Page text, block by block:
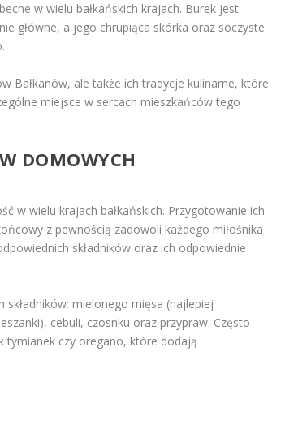
w wielu bałkańskich krajach. Burek jest
główne, a jego chrupiąca skórka oraz soczyste
Bałkanów, ale także ich tradycje kulinarne, które
miejsce w sercach mieszkańców tego
DOMOWYCH
w wielu krajach bałkańskich. Przygotowanie ich
z pewnością zadowoli każdego miłośnika
składników oraz ich odpowiednie
mielonego mięsa (najlepiej
cebuli, czosnku oraz przypraw. Często
tymianek czy oregano, które dodają